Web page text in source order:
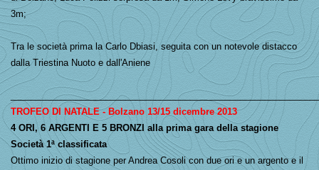
3m;
Tra le società prima la Carlo Dbiasi, seguita con un notevole distacco
dalla Triestina Nuoto e dall'Aniene
TROFEO DI NATALE - Bolzano 13/15 dicembre 2013
4 ORI, 6 ARGENTI E 5 BRONZI alla prima gara della stagione
Società 1ª classificata
Ottimo inizio di stagione per Andrea Cosoli con due ori e un argento e il